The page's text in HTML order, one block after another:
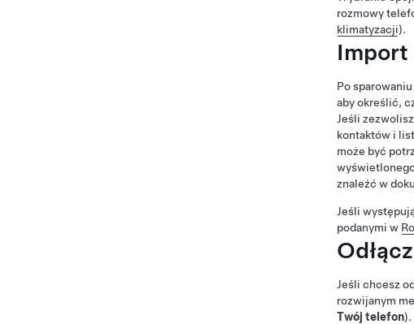
rozmowy
klimatyzacji).
Import
Po
aby określić,
Jeśli
kontaktów i
może być
znaleźć w
Jeśli
podanymi w
Jeśli chcesz
rozwijanym
Twój telefon).